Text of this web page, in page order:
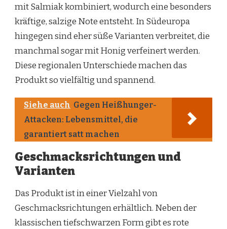
mit Salmiak kombiniert, wodurch eine besonders
kräftige, salzige Note entsteht. In Südeuropa
hingegen sind eher süße Varianten verbreitet, die
manchmal sogar mit Honig verfeinert werden.
Diese regionalen Unterschiede machen das
Produkt so vielfältig und spannend.
Siehe auch Gegen Heißhunger-
Attacken: Lebensmittel, die
garantiert satt machen
Geschmacksrichtungen und
Varianten
Das Produkt ist in einer Vielzahl von
Geschmacksrichtungen erhältlich. Neben der
klassischen tiefschwarzen Form gibt es rote